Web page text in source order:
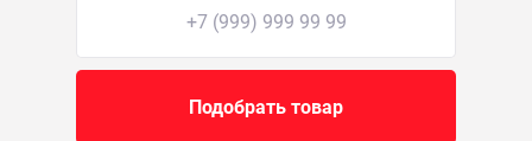
Подобрать товар